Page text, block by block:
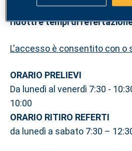
di laboratorio e check-up di
ridotti e tempi di
L'accesso è consentito con o
ORARIO PRELIEVI
Da lunedì al venerdì 7:30 -
10:00
ORARIO RITIRO REFERTI
da lunedì a sabato 7:30 –